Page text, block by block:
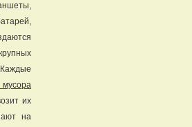
Каждые
их
на